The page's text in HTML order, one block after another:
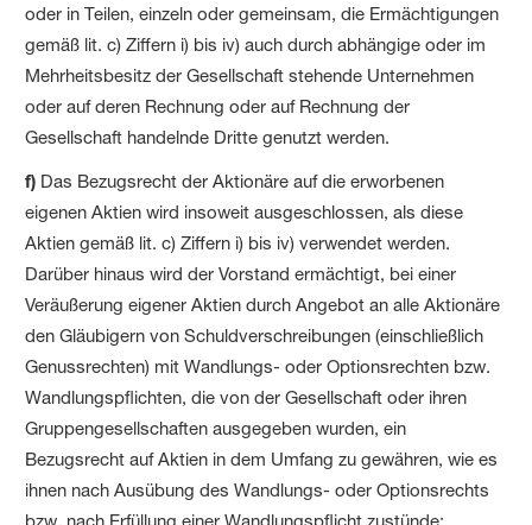
oder in Teilen, einzeln oder gemeinsam, die Ermächtigungen
gemäß lit. c) Ziffern i) bis iv) auch durch abhängige oder im
Mehrheitsbesitz der Gesellschaft stehende Unternehmen
oder auf deren Rechnung oder auf Rechnung der
Gesellschaft handelnde Dritte genutzt werden.
f) Das Bezugsrecht der Aktionäre auf die erworbenen
eigenen Aktien wird insoweit ausgeschlossen, als diese
Aktien gemäß lit. c) Ziffern i) bis iv) verwendet werden.
Darüber hinaus wird der Vorstand ermächtigt, bei einer
Veräußerung eigener Aktien durch Angebot an alle Aktionäre
den Gläubigern von Schuld­verschreibungen (einschließlich
Genuss­rechten) mit Wandlungs- oder Optionsrechten bzw.
Wandlungs­pflichten, die von der Gesellschaft oder ihren
Gruppe­ngesellschaften ausgegeben wurden, ein
Bezugsrecht auf Aktien in dem Umfang zu gewähren, wie es
ihnen nach Ausübung des Wandlungs- oder Optionsrechts
bzw. nach Erfüllung einer Wandlungs­pflicht zustünde;